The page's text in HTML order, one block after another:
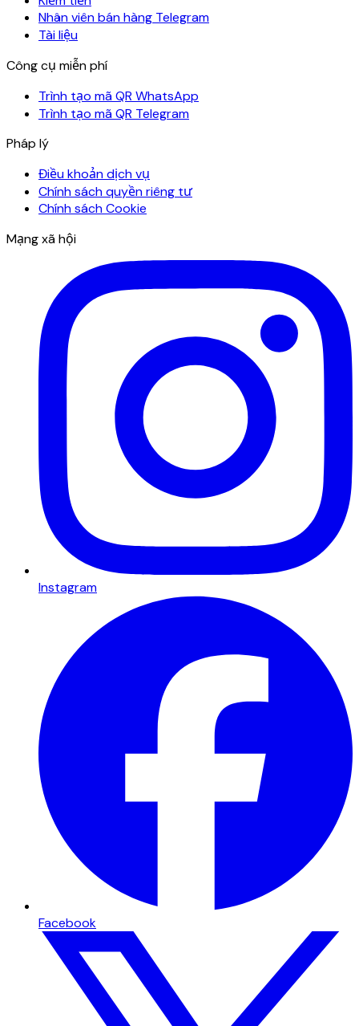
Nhân viên bán hàng Telegram
Tài liệu
Công cụ miễn phí
Trình tạo mã QR WhatsApp
Trình tạo mã QR Telegram
Pháp lý
Điều khoản dịch vụ
Chính sách quyền riêng tư
Chính sách Cookie
Mạng xã hội
Instagram
Facebook